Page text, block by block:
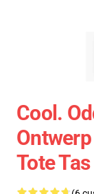
Cool.
Tote